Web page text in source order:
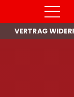
VERTRAG